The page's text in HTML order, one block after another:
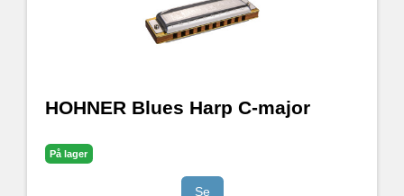
HOHNER Blues Harp C-major
På lager
Se